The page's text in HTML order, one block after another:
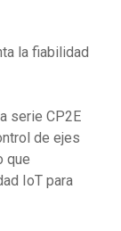
la fiabilidad
serie CP2E
de ejes
que
IoT para